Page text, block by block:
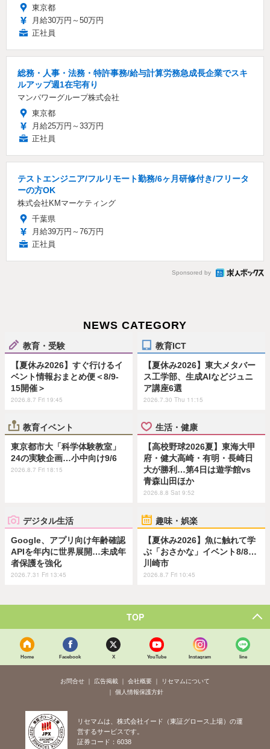
東京都
月給30万円～50万円
正社員
総務・人事・法務・特許事務/給与計算労務急成長企業でスキ
ルアップ週1在宅有り
マンパワーグループ株式会社
東京都
月給25万円～33万円
正社員
テストエンジニア/フルリモート勤務/6ヶ月研修付き/フリータ
ーの方OK
株式会社KMマーケティング
千葉県
月給39万円～76万円
正社員
Sponsored by
NEWS CATEGORY
教育・受験
【夏休み2026】すぐ行けるイ
ベント情報おまとめ便＜8/9-
15開催＞
2026.8.7 Fri 19:45
教育ICT
【夏休み2026】東大メタバー
ス工学部、生成AIなどジュニ
ア講座6選
2026.7.30 Thu 11:15
教育イベント
東京都市大「科学体験教室」
24の実験企画…小中向け9/6
2026.8.7 Fri 18:15
生活・健康
【高校野球2026夏】東海大甲
府・健大高崎・有明・長崎日
大が勝利…第4日は遊学館vs
青森山田ほか
2026.8.8 Sat 9:52
デジタル生活
Google、アプリ向け年齢確認
APIを年内に世界展開…未成年
者保護を強化
2026.7.31 Fri 13:45
趣味・娯楽
【夏休み2026】魚に触れて学
ぶ「おさかな」イベント8/8…
川崎市
2026.8.7 Fri 10:45
TOP
Home Facebook X YouTube Instagram line
お問合せ 広告掲載 会社概要
リセマムについて
個人情報保護方針
リセマムは、株式会社イード（東証グロース上場）の運
営するサービスです。
証券コード：6038